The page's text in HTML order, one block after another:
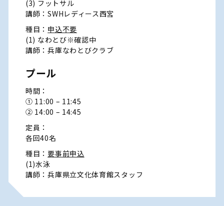
(3) フットサル
講師：SWHレディース西宮
種目： 申込不要
(1) なわとび※確認中
講師：兵庫なわとびクラブ
プール
時間：
① 11:00 – 11:45
② 14:00 – 14:45
定員：
各回40名
種目： 要事前申込
(1)水泳
講師：兵庫県立文化体育館スタッフ